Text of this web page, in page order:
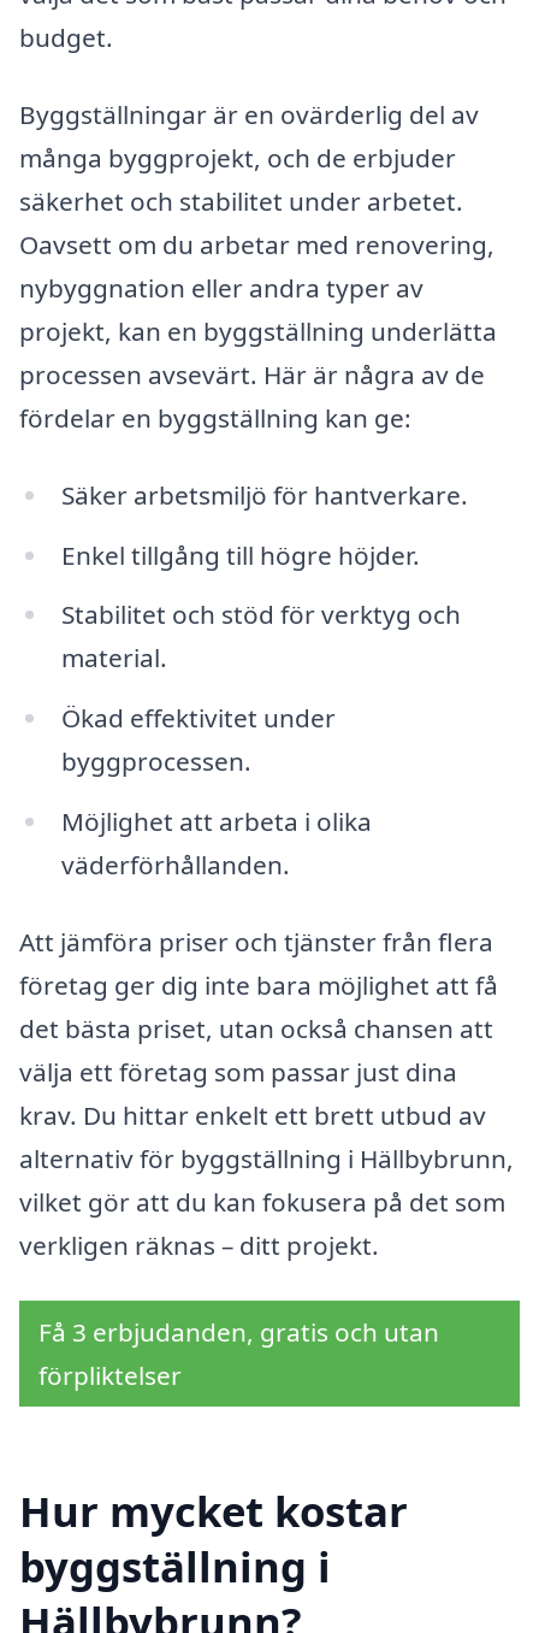
budget.
Byggställningar är en ovärderlig del av
många byggprojekt, och de erbjuder
säkerhet och stabilitet under arbetet.
Oavsett om du arbetar med renovering,
nybyggnation eller andra typer av
projekt, kan en byggställning underlätta
processen avsevärt. Här är några av de
fördelar en byggställning kan ge:
Säker arbetsmiljö för hantverkare.
Enkel tillgång till högre höjder.
Stabilitet och stöd för verktyg och
material.
Ökad effektivitet under
byggprocessen.
Möjlighet att arbeta i olika
väderförhållanden.
Att jämföra priser och tjänster från flera
företag ger dig inte bara möjlighet att få
det bästa priset, utan också chansen att
välja ett företag som passar just dina
krav. Du hittar enkelt ett brett utbud av
alternativ för byggställning i Hällbybrunn,
vilket gör att du kan fokusera på det som
verkligen räknas – ditt projekt.
Få 3 erbjudanden, gratis och utan
förpliktelser
Hur mycket kostar
byggställning i